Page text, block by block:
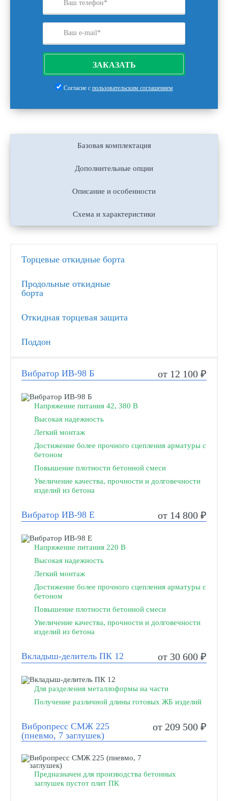
ЗАКАЗАТЬ
Согласие с пользовательским соглашением
Базовая комплектация
Дополнительные опции
Описание и особенности
Схема и характеристики
Торцевые откидные борта
Продольные откидные
борта
Откидная торцевая защита
Поддон
Вибратор ИВ-98 Б от 12 100 ₽
Напряжение питания 42, 380 В
Высокая надежность
Легкий монтаж
Достижение более прочного сцепления арматуры с
бетоном
Повышение плотности бетонной смеси
Увеличение качества, прочности и долговечности
изделий из бетона
Вибратор ИВ-98 Е от 14 800 ₽
Напряжение питания 220 В
Высокая надежность
Легкий монтаж
Достижение более прочного сцепления арматуры с
бетоном
Повышение плотности бетонной смеси
Увеличение качества, прочности и долговечности
изделий из бетона
Вкладыш-делитель ПК 12 от 30 600 ₽
Для разделения металлоформы на части
Получение различной длины готовых ЖБ изделий
Вибропресс СМЖ 225
(пневмо, 7 заглушек)
от 209 500 ₽
Предназначен для производства бетонных
заглушек пустот плит ПК